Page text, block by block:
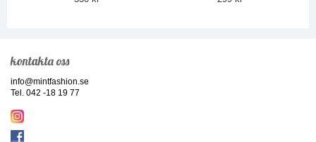
kontakta oss
info@mintfashion.se
Tel. 042 -18 19 77